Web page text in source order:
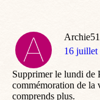
Archie51
dit
16 juillet
Supprimer le lundi de
commémoration de la
comprends plus.